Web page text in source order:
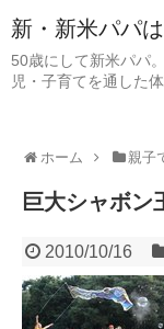
新・新米パパ
50歳にして新米パパ
児・子育てを通した
ホーム 親子
巨大シャボン
2010/10/16